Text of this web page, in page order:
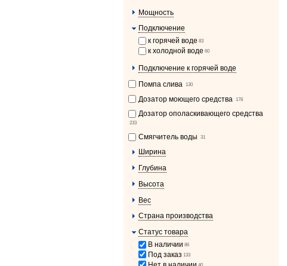
Мощность
Подключение
к горячей воде 83
к холодной воде 60
Подключение к горячей воде
Помпа слива
130
Дозатор моющего средства 178
Дозатор ополаскивающего средства
233
Смягчитель воды 31
Ширина
Глубина
Высота
Вес
Страна производства
Статус товара
В наличии 86
Под заказ 133